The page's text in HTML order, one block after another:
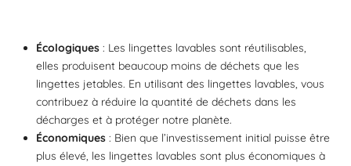
Écologiques : Les lingettes lavables sont réutilisables,
elles produisent beaucoup moins de déchets que les
lingettes jetables. En utilisant des lingettes lavables, vous
contribuez à réduire la quantité de déchets dans les
décharges et à protéger notre planète.
Économiques : Bien que l’investissement initial puisse être
plus élevé, les lingettes lavables sont plus économiques à